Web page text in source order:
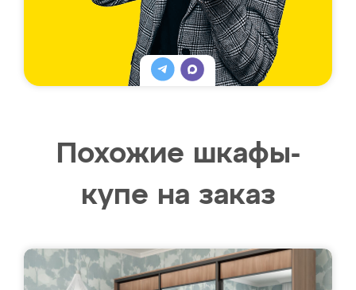
Похожие шкафы-
купе на заказ